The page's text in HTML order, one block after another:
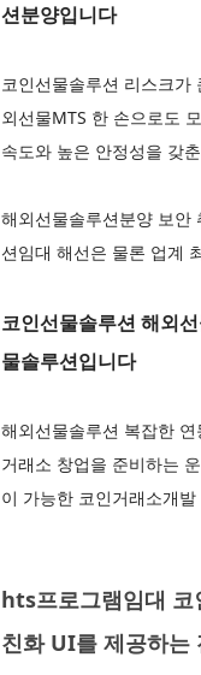
션분양입니다
코인선물솔루션 리스크가
외선물MTS 한 손으로도
속도와 높은 안정성을 갖
해외선물솔루션분양 보안
션임대 해선은 물론 업계
코인선물솔루션 해외
물솔루션입니다
해외선물솔루션 복잡한
거래소 창업을 준비하는
이 가능한 코인거래소개
hts프로그램임대 코
친화 UI를 제공하는